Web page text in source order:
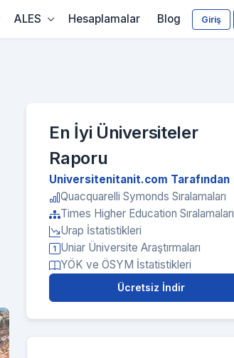
Giriş
ALES Hesaplamalar Blog
En İyi Üniversiteler
Raporu
Universitenitanit.com Tarafından
Quacquarelli Symonds Sıralamaları
Times Higher Education Sıralamaları
Urap İstatistikleri
Uniar Üniversite Araştırmaları
YÖK ve ÖSYM İstatistikleri
Ücretsiz İndir